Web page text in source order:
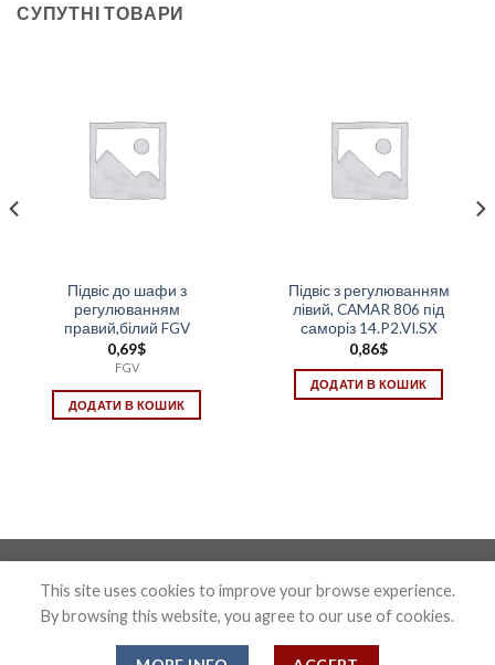
СУПУТНІ ТОВАРИ
Підвіс до шафи з
регулюванням
правий,білий FGV
0,69$
FGV
ДОДАТИ В КОШИК
Підвіс з регулюванням
лівий, CAMAR 806 під
саморіз 14.P2.VI.SX
0,86$
ДОДАТИ В КОШИК
Copyright 2026 ©Confix
This site uses cookies to improve your browse experience.
By browsing this website, you agree to our use of cookies.